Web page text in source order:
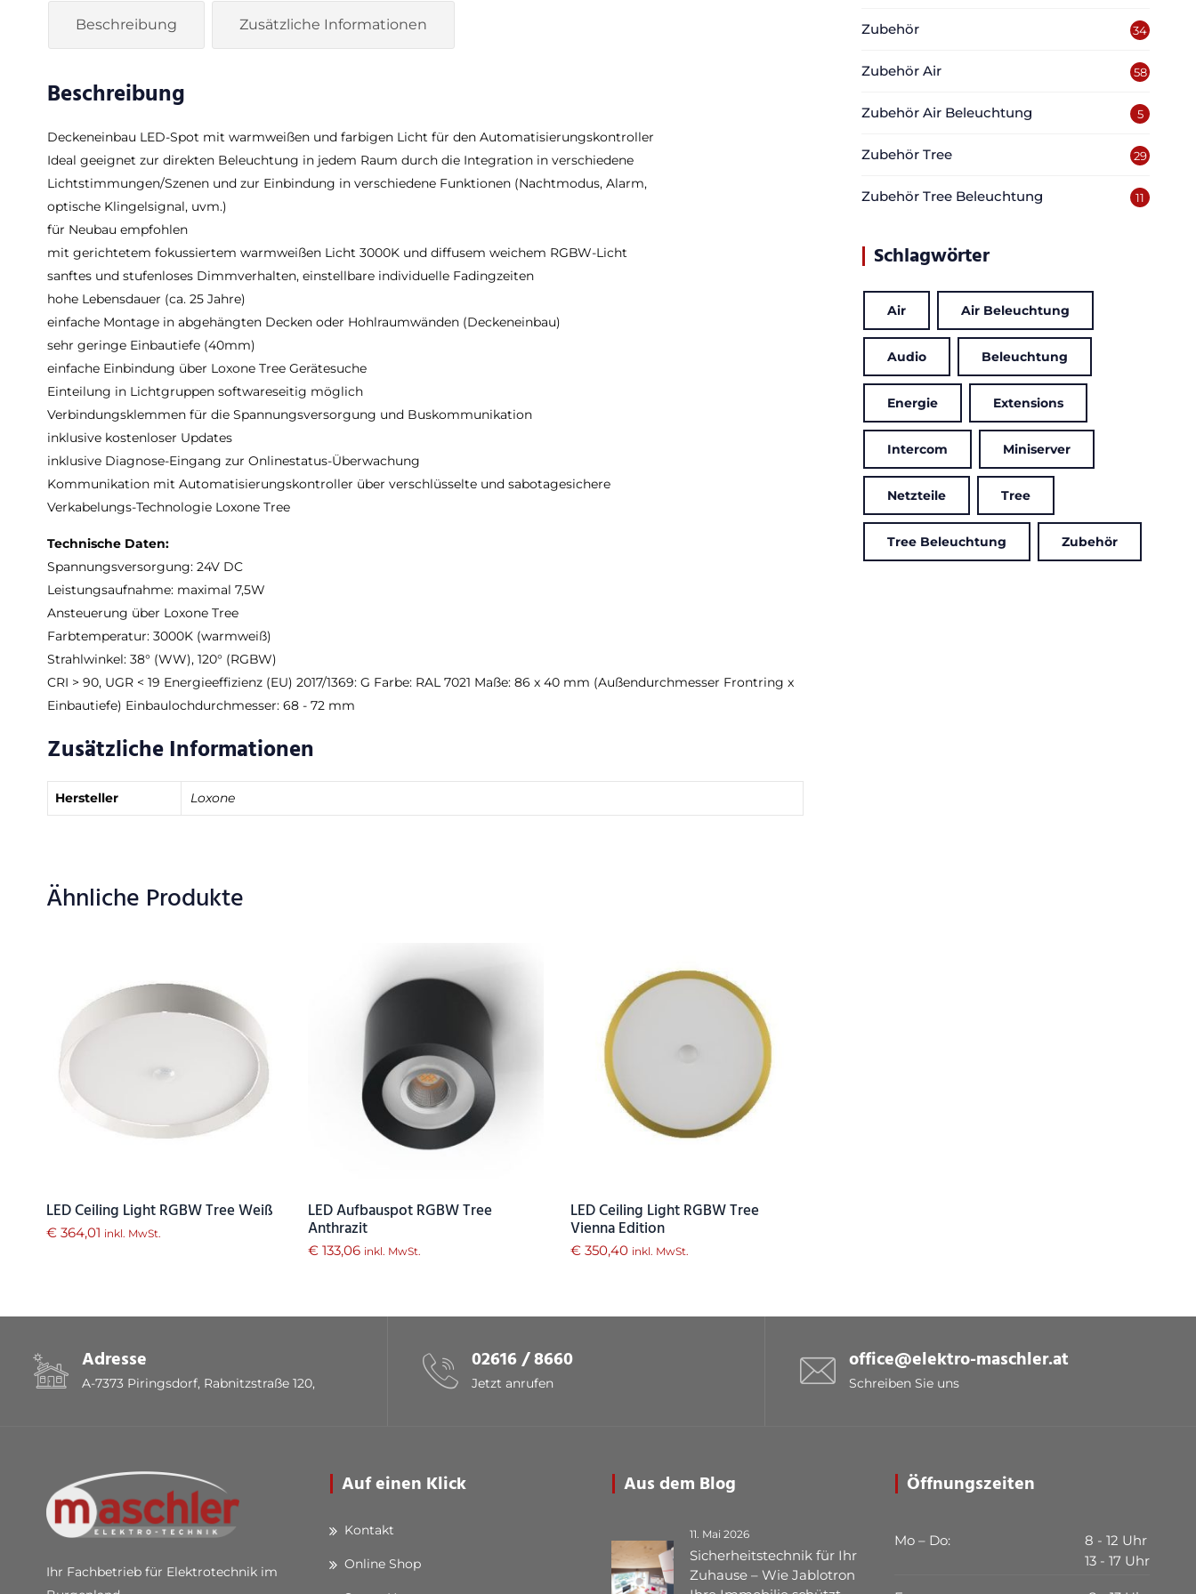
Beschreibung Zusätzliche Informationen
Beschreibung
Deckeneinbau LED-Spot mit warmweißen und farbigen Licht für den Automatisierungskontroller
Ideal geeignet zur direkten Beleuchtung in jedem Raum durch die Integration in verschiedene
Lichtstimmungen/Szenen und zur Einbindung in verschiedene Funktionen (Nachtmodus, Alarm,
optische Klingelsignal, uvm.)
für Neubau empfohlen
mit gerichtetem fokussiertem warmweißen Licht 3000K und diffusem weichem RGBW-Licht
sanftes und stufenloses Dimmverhalten, einstellbare individuelle Fadingzeiten
hohe Lebensdauer (ca. 25 Jahre)
einfache Montage in abgehängten Decken oder Hohlraumwänden (Deckeneinbau)
sehr geringe Einbautiefe (40mm)
einfache Einbindung über Loxone Tree Gerätesuche
Einteilung in Lichtgruppen softwareseitig möglich
Verbindungsklemmen für die Spannungsversorgung und Buskommunikation
inklusive kostenloser Updates
inklusive Diagnose-Eingang zur Onlinestatus-Überwachung
Kommunikation mit Automatisierungskontroller über verschlüsselte und sabotagesichere
Verkabelungs-Technologie Loxone Tree
Technische Daten:
Spannungsversorgung: 24V DC
Leistungsaufnahme: maximal 7,5W
Ansteuerung über Loxone Tree
Farbtemperatur: 3000K (warmweiß)
Strahlwinkel: 38° (WW), 120° (RGBW)
CRI > 90, UGR < 19 Energieeffizienz (EU) 2017/1369: G Farbe: RAL 7021 Maße: 86 x 40 mm (Außendurchmesser Frontring x
Einbautiefe) Einbaulochdurchmesser: 68 - 72 mm
Zusätzliche Informationen
Hersteller Loxone
Ähnliche Produkte
LED Ceiling Light RGBW Tree Weiß
€ 364,01 inkl. MwSt.
LED Aufbauspot RGBW Tree
Anthrazit
€ 133,06 inkl. MwSt.
LED Ceiling Light RGBW Tree
Vienna Edition
€350,40 inkl. MwSt.
Zubehör 34
Zubehör Air 58
Zubehör Air Beleuchtung 5
Zubehör Tree 29
Zubehör Tree Beleuchtung 11
Schlagwörter
Air Air Beleuchtung
Audio Beleuchtung
Energie Extensions
Intercom Miniserver
Netzteile Tree
Tree Beleuchtung Zubehör
Adresse
A-7373 Piringsdorf, Rabnitzstraße 120,
02616 / 8660
Jetzt anrufen
office@elektro-maschler.at
Schreiben Sie uns
Ihr Fachbetrieb für Elektrotechnik im
Auf einen Klick
Kontakt
Online Shop
Aus dem Blog
11. Mai 2026
Sicherheitstechnik für Ihr
Zuhause – Wie Jablotron
Öffnungszeiten
Mo – Do:
8 - 12 Uhr
13 - 17 Uhr